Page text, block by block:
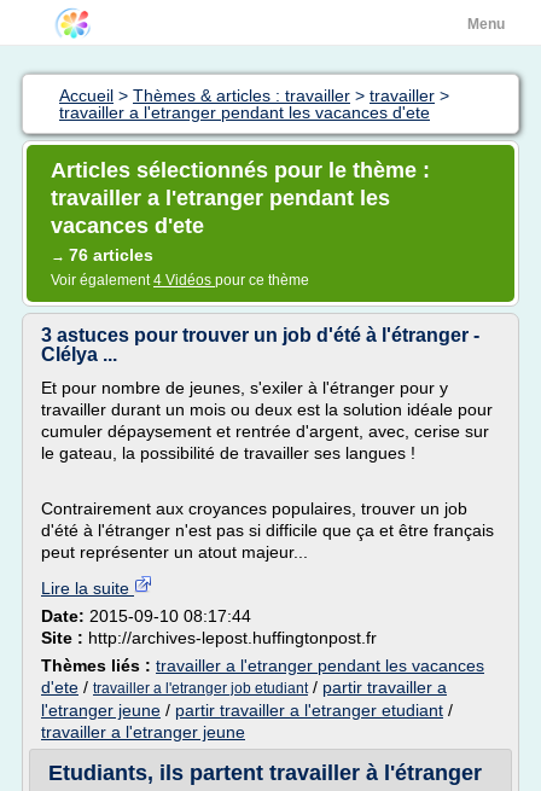
Menu
Accueil > Thèmes & articles : travailler > travailler >
travailler a l'etranger pendant les vacances d'ete
Articles sélectionnés pour le thème :
travailler a l'etranger pendant les
vacances d'ete
→ 76 articles
Voir également4 Vidéos pour ce thème
3 astuces pour trouver un job d'été à l'étranger -
Clélya ...
Et pour nombre de jeunes, s'exiler à l'étranger pour y
travailler durant un mois ou deux est la solution idéale pour
cumuler dépaysement et rentrée d'argent, avec, cerise sur
le gateau, la possibilité de travailler ses langues !
Contrairement aux croyances populaires, trouver un job
d'été à l'étranger n'est pas si difficile que ça et être français
peut représenter un atout majeur...
Lire la suite
Date: 2015-09-10 08:17:44
Site : http://archives-lepost.huffingtonpost.fr
Thèmes liés : travailler a l'etranger pendant les vacances
d'ete / travailler a l'etranger job etudiant/ partir travailler a
l'etranger jeune / partir travailler a l'etranger etudiant /
travailler a l'etranger jeune
Etudiants, ils partent travailler à l'étranger